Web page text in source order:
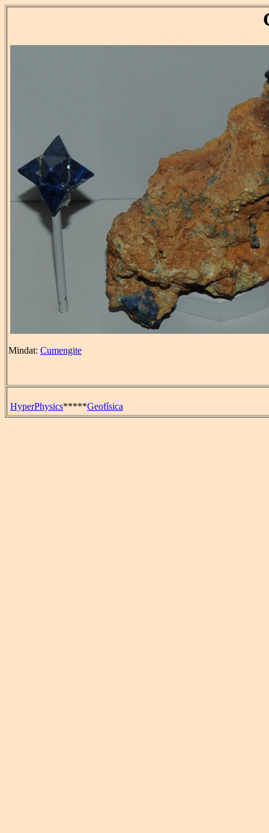
Mindat: Cumengite
HyperPhysics*****Geofísica